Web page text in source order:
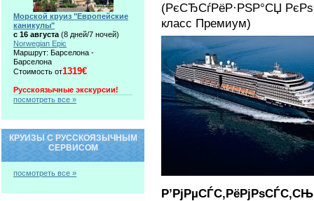
(РєСЂСѓРёР·РЅР°СЏ
класс Премиум)
Морской круиз "Европейские
каникулы"
с 16 августа (8 дней/7 ночей)
Norwegian Epic
Маршрут: Барселона -
Барселона
Стоимость от1319€
Русскоязычные экскурсии!
посмотреть все »
КРУИЗЫ С РУССКОЯЗЫЧНЫМ
СЕРВИСОМ
посмотреть все »